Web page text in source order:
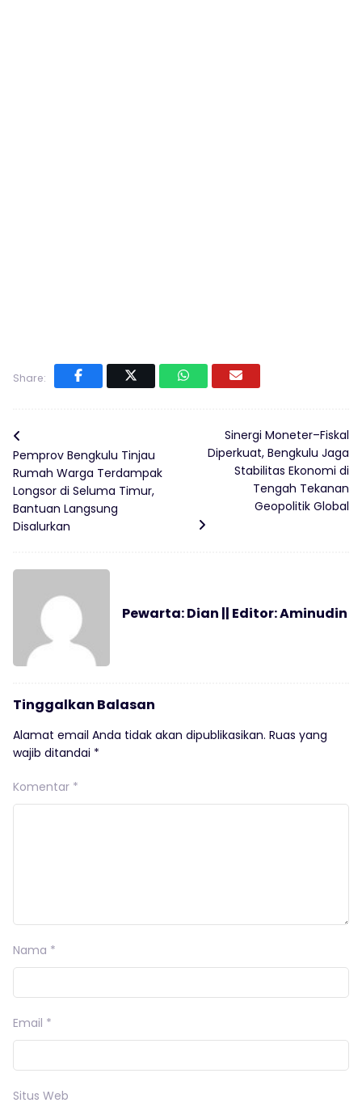
Share:
Pemprov Bengkulu Tinjau
Rumah Warga Terdampak
Longsor di Seluma Timur,
Bantuan Langsung
Disalurkan
Sinergi Moneter–Fiskal
Diperkuat, Bengkulu Jaga
Stabilitas Ekonomi di
Tengah Tekanan
Geopolitik Global
Pewarta: Dian || Editor: Aminudin
Tinggalkan Balasan
Alamat email Anda tidak akan dipublikasikan. Ruas yang
wajib ditandai *
Komentar *
Nama *
Email *
Situs Web